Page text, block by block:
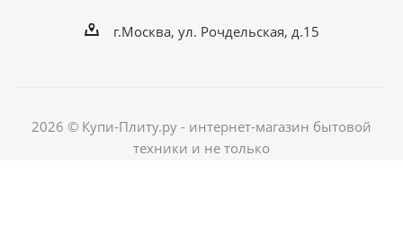
г.Москва, ул. Рочдельская, д.15
2026 © Купи-Плиту.ру - интернет-магазин бытовой
техники и не только